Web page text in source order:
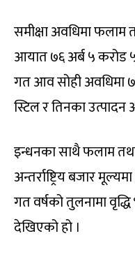
समीक्षा अवधिमा फलाम
आयात ७६ अर्ब ५ करोड
गत आव सोही अवधिमा
स्टिल र तिनका
इन्धनका साथै फलाम
अन्तर्राष्ट्रिय बजार
गत वर्षको तुलनामा
देखिएको हो ।